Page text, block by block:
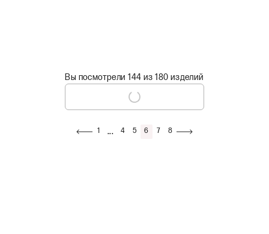
Вы посмотрели 144 из 180 изделий
1 ... 4 5 6 7 8